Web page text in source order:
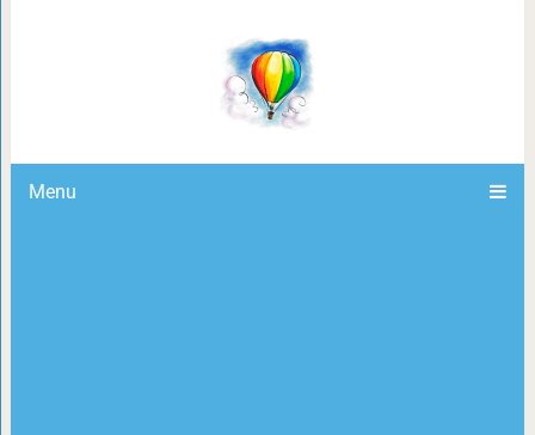
Menu
17 фотографий животных, которые